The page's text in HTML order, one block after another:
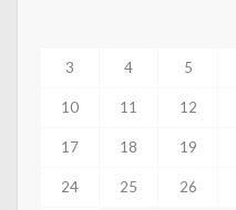
3 4 5
10 11 12
17 18 19
24 25 26